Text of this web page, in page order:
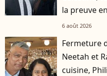
la preuve
6 août 2026
Fermeture
Neetah et
cuisine,